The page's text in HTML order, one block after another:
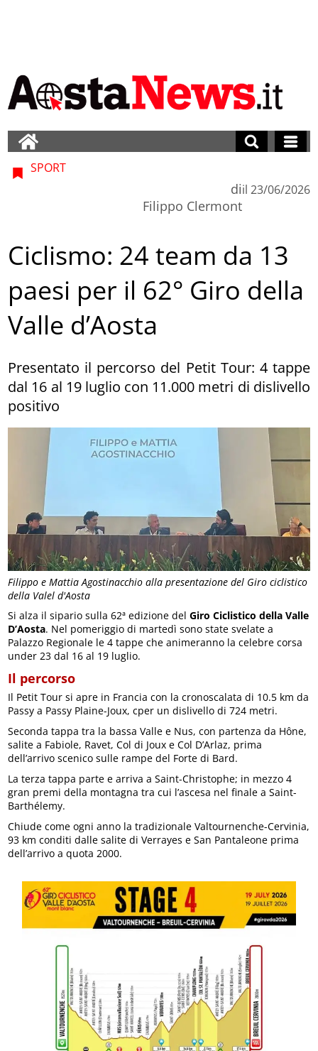
Filippo e Mattia Agostinacchio alla presentazione del Giro ciclistico
della Valel d'Aosta
SPORT
di
Filippo Clermont
il 23/06/2026
Ciclismo: 24 team da 13
paesi per il 62° Giro della
Valle d’Aosta
Presentato il percorso del Petit Tour: 4 tappe
dal 16 al 19 luglio con 11.000 metri di dislivello
positivo
Si alza il sipario sulla 62ª edizione delGiro Ciclistico della Valle
D’Aosta. Nel pomeriggio di martedì sono state svelate a
Palazzo Regionale le 4 tappe che animeranno la celebre corsa
under 23 dal 16 al 19 luglio.
Il percorso
Il Petit Tour si apre in Francia con la cronoscalata di 10.5 km da
Passy a Passy Plaine-Joux, cper un dislivello di 724 metri.
Seconda tappa tra la bassa Valle e Nus, con partenza da Hône,
salite a Fabiole, Ravet, Col di Joux e Col D’Arlaz, prima
dell’arrivo scenico sulle rampe del Forte di Bard.
La terza tappa parte e arriva a Saint-Christophe; in mezzo 4
gran premi della montagna tra cui l’ascesa nel finale a Saint-
Barthélemy.
Chiude come ogni anno la tradizionale Valtournenche-Cervinia,
93 km conditi dalle salite di Verrayes e San Pantaleone prima
dell’arrivo a quota 2000.